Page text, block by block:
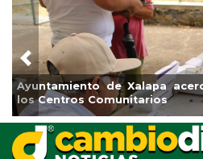
de Xalapa acerca servicios
Previous